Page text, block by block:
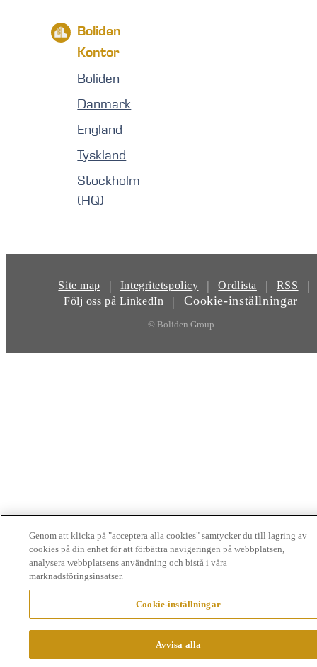
Boliden
Kontor
Boliden
Danmark
England
Tyskland
Stockholm
(HQ)
Site map | Integritetspolicy | Ordlista | RSS |
Följ oss på LinkedIn | Cookie-inställningar
© Boliden Group
Genom att klicka på "acceptera alla cookies" samtycker du till lagring av
cookies på din enhet för att förbättra navigeringen på webbplatsen,
analysera webbplatsens användning och bistå i våra
marknadsföringsinsatser.
Cookie-inställningar
Avvisa alla